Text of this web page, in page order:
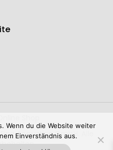
Acoustics GmbH. Alle
Wenn du die Website weiter
Einverständnis aus.